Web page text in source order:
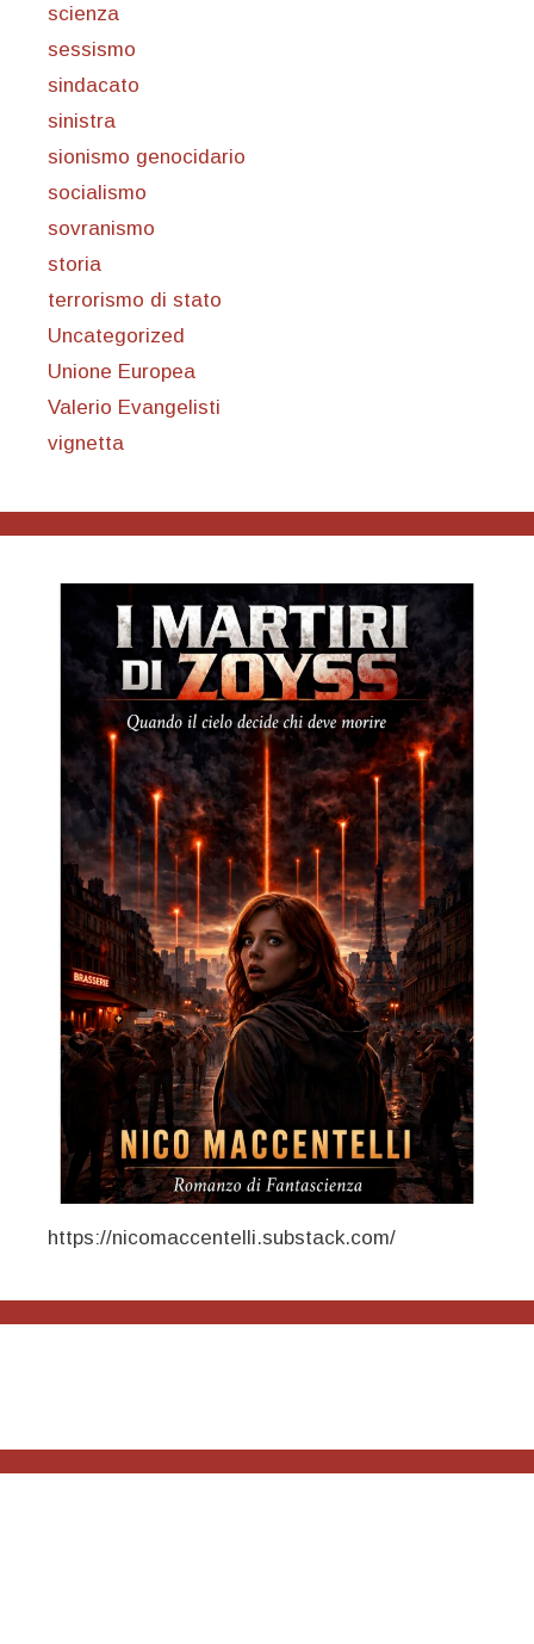
scienza
sessismo
sindacato
sinistra
sionismo genocidario
socialismo
sovranismo
storia
terrorismo di stato
Uncategorized
Unione Europea
Valerio Evangelisti
vignetta
https://nicomaccentelli.substack.com/